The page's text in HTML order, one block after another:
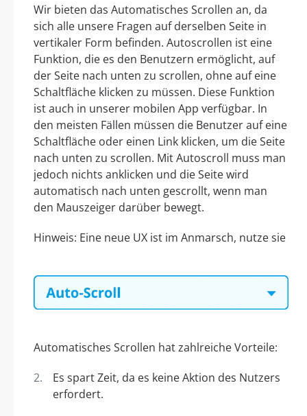
Wir bieten das Automatisches Scrollen an, da
sich alle unsere Fragen auf derselben Seite in
vertikaler Form befinden. Autoscrollen ist eine
Funktion, die es den Benutzern ermöglicht, auf
der Seite nach unten zu scrollen, ohne auf eine
Schaltfläche klicken zu müssen. Diese Funktion
ist auch in unserer mobilen App verfügbar. In
den meisten Fällen müssen die Benutzer auf eine
Schaltfläche oder einen Link klicken, um die Seite
nach unten zu scrollen. Mit Autoscroll muss man
jedoch nichts anklicken und die Seite wird
automatisch nach unten gescrollt, wenn man
den Mauszeiger darüber bewegt.
Hinweis: Eine neue UX ist im Anmarsch, nutze sie
Automatisches Scrollen hat zahlreiche Vorteile:
Es spart Zeit, da es keine Aktion des Nutzers
erfordert.